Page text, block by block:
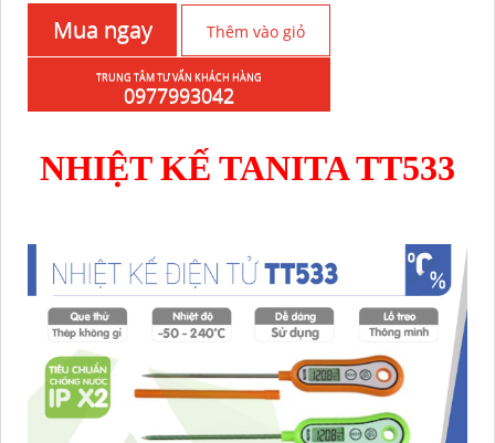
Mua ngay Thêm vào giỏ
hàng
TRUNG TÂM TƯ VẤN KHÁCH HÀNG
0977993042
NHIỆT KẾ TANITA TT533